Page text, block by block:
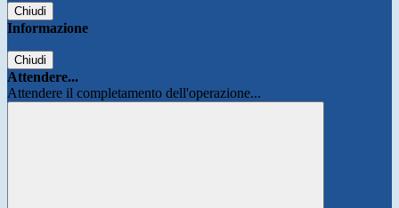
Chiudi
Informazione
Chiudi
Attendere...
Attendere il completamento dell'operazione...